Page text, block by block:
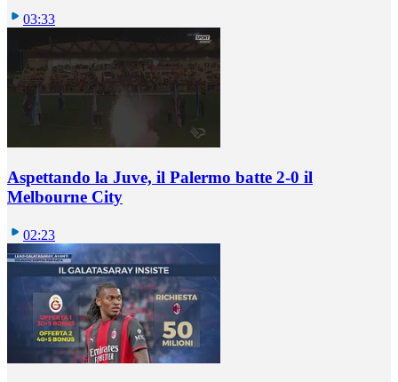
03:33
Aspettando la Juve, il Palermo batte 2-0 il
Melbourne City
02:23